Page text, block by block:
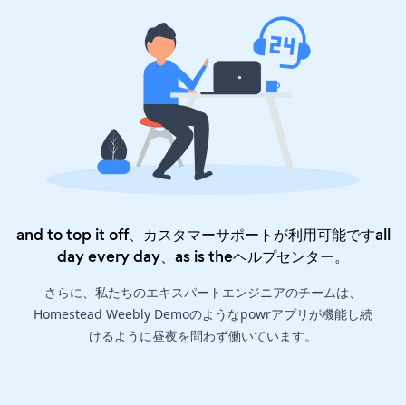
and to top it off、カスタマーサポートが利用可能ですall
day every day、as is theヘルプセンター。
さらに、私たちのエキスパートエンジニアのチームは、
Homestead Weebly Demoのようなpowrアプリが機能し続
けるように昼夜を問わず働いています。